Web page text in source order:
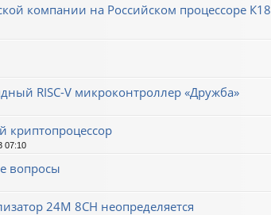
компании на Российском процессоре К18
RISC-V микроконтроллер «Дружба»
криптопроцессор
07:10
вопросы
24M 8CH неопределяется